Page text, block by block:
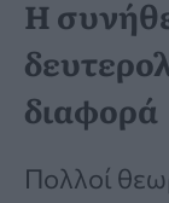
Η
διαφορά
Πολλοί